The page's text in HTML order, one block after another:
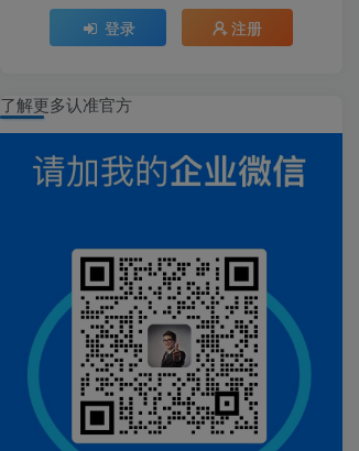
登录 注册
了解更多认准官方